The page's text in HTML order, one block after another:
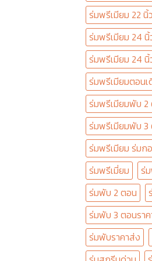
ร่มพรีเมียม 22 นิ้ว
ร่มพรีเมียม 24 นิ้
ร่มพรีเมียม 24 นิ้
ร่มพรีเมียมตอนเ
ร่มพรีเมียมพับ 2
ร่มพรีเมียมพับ 3
ร่มพรีเมียม ร่มก
ร่มพรีเมี่ยม
ร่
ร่มพับ 2 ตอน
ร่มพับ 3 ตอนรา
ร่มพับราคาส่ง